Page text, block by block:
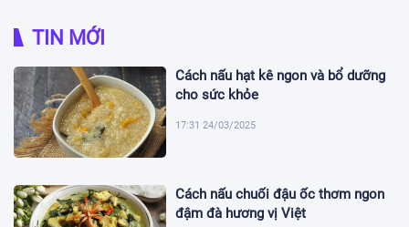
TIN MỚI
Cách nấu hạt kê ngon và bổ dưỡng
cho sức khỏe
17:31 24/03/2025
Cách nấu chuối đậu ốc thơm ngon
đậm đà hương vị Việt